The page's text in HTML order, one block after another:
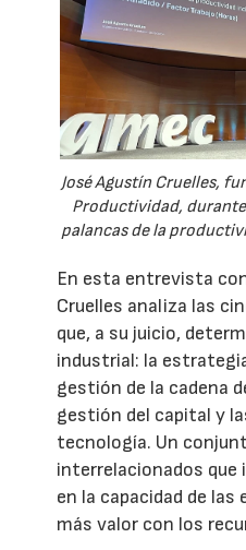
José Agustín Cruelles,
Productividad,
palancas de la
En esta entrevista
Cruelles analiza las
que, a su juicio,
industrial: la
gestión de la cadena
gestión del capital y
tecnología. Un
interrelacionados
en la capacidad de las
más valor con los